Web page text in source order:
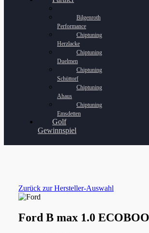
Bilgenroth
Performance
Chiptuning
Herzlacke
Chiptuning
Duelmen
Chiptuning
Schüttorf
Chiptuning
Ahaus
Chiptuning
Emsdetten
Golf
Gewinnspiel
Zurück zur Hersteller-Auswahl
Ford B max 1.0